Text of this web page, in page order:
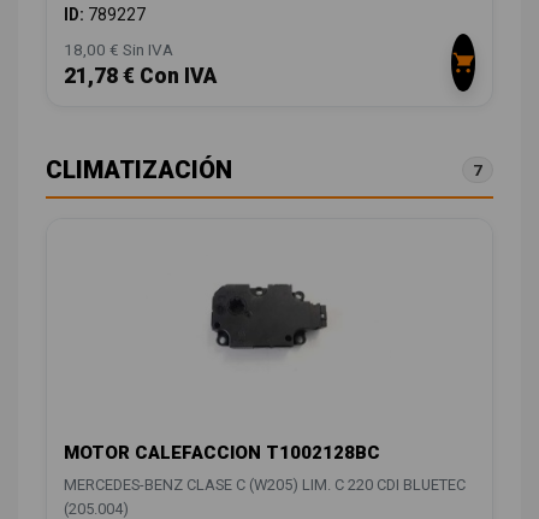
ID: 789227
18,00 € Sin IVA
21,78 € Con IVA
CLIMATIZACIÓN 7
MOTOR CALEFACCION T1002128BC
MERCEDES-BENZ CLASE C (W205) LIM. C 220 CDI BLUETEC
(205.004)